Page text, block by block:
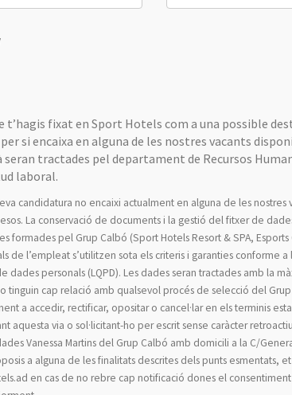
t’hagis fixat en Sport Hotels com a una possible
si encaixa en alguna de les nostres vacants
tractades pel departament de Recursos
laboral.
candidatura no encaixi actualment en alguna de les
La conservació de documents i la gestió del fitxer de
formades pel Grup Calbó (Sport Hotels Resort & SPA,
de l’empleat s’utilitzen sota els criteris i garanties conforme
dades personals (LQPD). Les dades seran tractades amb la
tinguin cap relació amb qualsevol procés de selecció del
a accedir, rectificar, opositar o cancel·lar en els terminis
aquesta via o sol·licitant-ho per escrit sense caràcter
Vanessa Martins del Grup Calbó amb domicili a la C/
a alguna de les finalitats descrites dels punts
en cas de no rebre cap notificació dones el